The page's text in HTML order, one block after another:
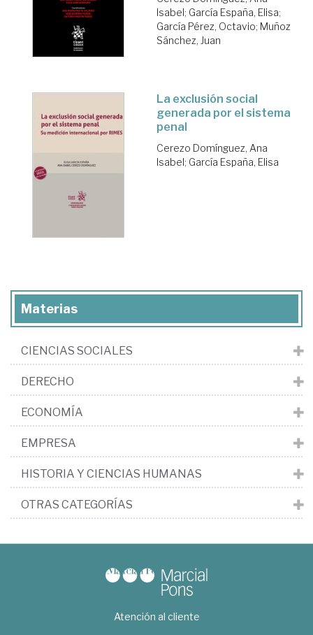
Isabel; García España, Elisa;
García Pérez, Octavio; Muñoz
Sánchez, Juan
La exclusión social
generada por el sistema
penal
Cerezo Domínguez, Ana
Isabel; García España, Elisa
Materias
CIENCIAS SOCIALES
DERECHO
ECONOMÍA
EMPRESA
HISTORIA Y CIENCIAS HUMANAS
OTRAS CATEGORÍAS
Atención al cliente